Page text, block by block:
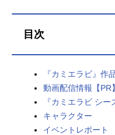
春アニメ
秋アニメ
男性声優/女性声優一覧
目次
『カミエラビ』作
動画配信情報【PR】
『カミエラビ シ
キャラクター
イベントレポート